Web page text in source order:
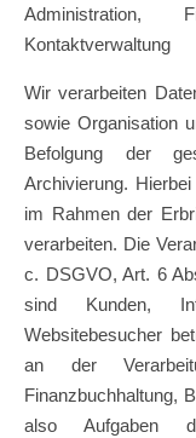
Administration,
Kontaktverwaltung
Wir verarbeiten
sowie Organisation
Befolgung der
Archivierung.
im Rahmen der
verarbeiten. Die
c. DSGVO, Art. 6
sind Kunden,
Websitebesucher
an der
Finanzbuchhaltung,
also Aufgaben